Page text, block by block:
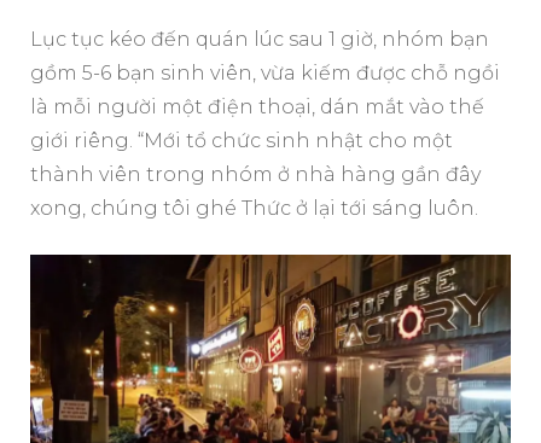
Lục tục kéo đến quán lúc sau 1 giờ, nhóm bạn
gồm 5-6 bạn sinh viên, vừa kiếm được chỗ ngồi
là mỗi người một điện thoại, dán mắt vào thế
giới riêng. “Mới tổ chức sinh nhật cho một
thành viên trong nhóm ở nhà hàng gần đây
xong, chúng tôi ghé Thức ở lại tới sáng luôn.